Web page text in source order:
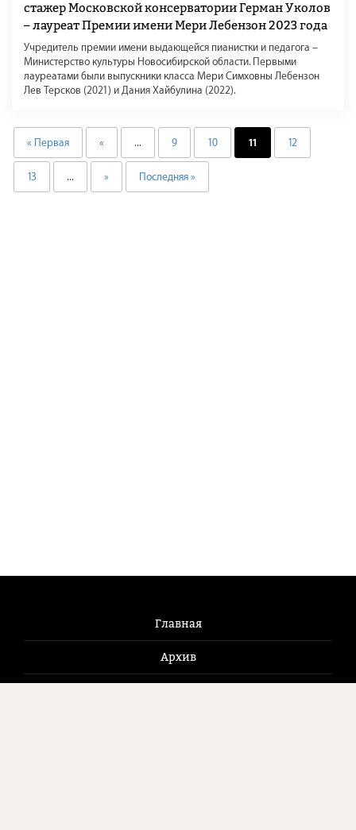
стажер Московской консерватории Герман Уколов
– лауреат Премии имени Мери Лебензон 2023 года
Учредитель премии имени выдающейся пианистки и педагога –
Министерство культуры Новосибирской области. Первыми
лауреатами были выпускники класса Мери Симховны Лебензон
Лев Терсков (2021) и Дания Хайбулина (2022).
« Первая « ... 9 10 11 12
13 ... » Последняя »
Главная
Архив